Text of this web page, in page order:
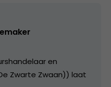
en
Zwarte Zwaan)) laat